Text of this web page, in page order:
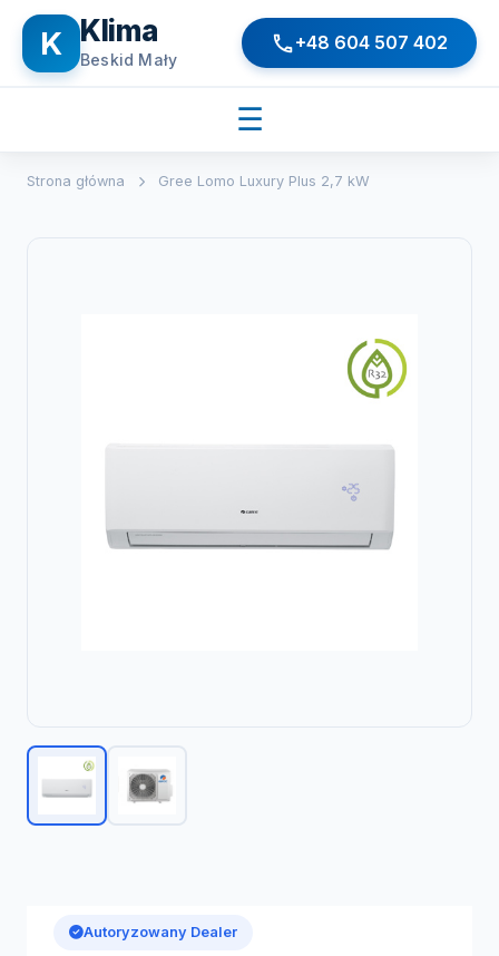
K Klima
Beskid Mały
+48 604 507 402
☰
Strona główna Gree Lomo Luxury Plus 2,7 kW
Autoryzowany Dealer